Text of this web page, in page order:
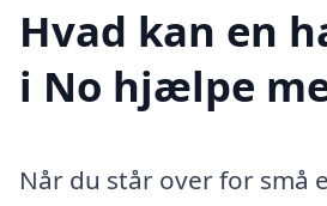
Hvad kan en
i No hjælpe
Når du står over for små